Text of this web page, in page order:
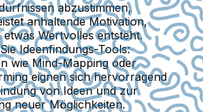
abzustimmen,
anhaltende Motivation,
Wertvolles entsteht.
Ideenfindungs-Tools:
wie Mind-Mapping oder
eignen sich hervorragend
von Ideen und zur
neuer Möglichkeiten.